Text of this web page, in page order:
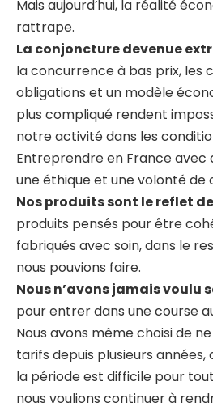
Mais aujourd’hui, la réalité
rattrape.
La conjoncture devenue
la concurrence à bas prix, les
obligations et un modèle
plus compliqué rendent
notre activité dans les
Entreprendre en France avec
une éthique et une volonté de
Nos produits sont le reflet
produits pensés pour être
fabriqués avec soin, dans le
nous pouvions faire.
Nous n’avons jamais voulu
pour entrer dans une course
Nous avons même choisi de
tarifs depuis plusieurs années,
la période est difficile pour
nous voulions continuer à